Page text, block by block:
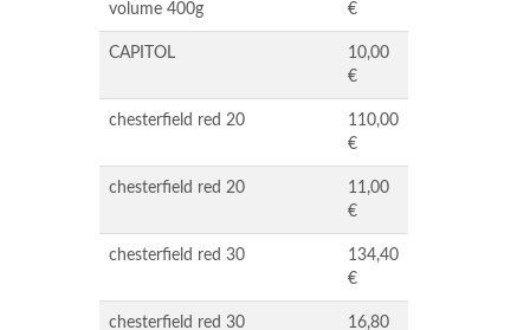
volume 400g
€
CAPITOL
10,00
€
chesterfield red 20
110,00
€
chesterfield red 20
11,00
€
chesterfield red 30
134,40
€
chesterfield red 30
16,80